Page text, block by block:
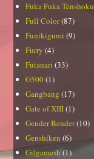
Fuka Fuka Tenshoku
Full Color(87)
Funikigumi (9)
Furry (4)
Futanari (33)
G500 (1)
Gangbang (17)
Gate of XIII(1)
Gender Bender(10)
Genshiken (6)
Gilgamesh(1)